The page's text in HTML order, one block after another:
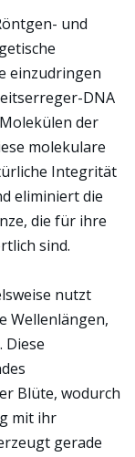
und
einzudringen
DNA
der
molekulare
Integrität
eliminiert die
die für ihre
sind.
nutzt
Wellenlängen,
Diese
Blüte, wodurch
mit ihr
gerade